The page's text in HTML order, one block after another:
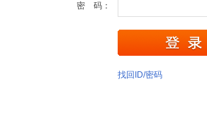
密 码：
找回ID/密码